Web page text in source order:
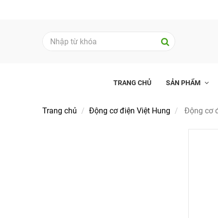
TRANG CHỦ SẢN PHẨM
Trang chủ Động cơ điện Việt Hung Động cơ